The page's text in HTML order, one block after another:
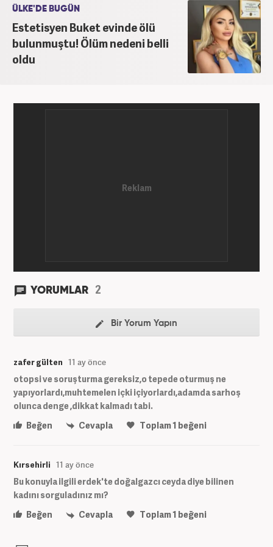
ÜLKE'DE BUGÜN
Estetisyen Buket evinde ölü
bulunmuştu! Ölüm nedeni belli
oldu
YORUMLAR 2
Bir Yorum Yapın
zafer gülten 11 ay önce
otopsi ve soruşturma gereksiz,o tepede oturmuş ne
yapıyorlardı,muhtemelen içki içiyorlardı,adamda sarhoş
olunca denge ,dikkat kalmadı tabi.
Beğen
Cevapla Toplam1 beğeni
Kırsehirli 11 ay önce
Bu konuyla ilgili erdek'te doğalgazcı ceyda diye bilinen
kadını sorguladınız mı?
Beğen
Cevapla Toplam1 beğeni